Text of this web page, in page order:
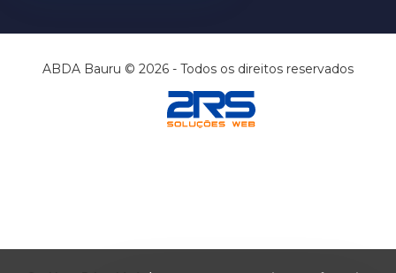
ABDA Bauru © 2026 - Todos os direitos reservados